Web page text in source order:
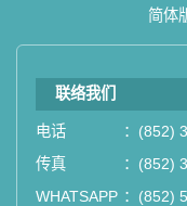
简体
联络我们
电话 ： (852)
传真
： (852)
WHATSAPP ： (852)
-
- 电子邮箱
“中环专科
人士提供
站式进行全